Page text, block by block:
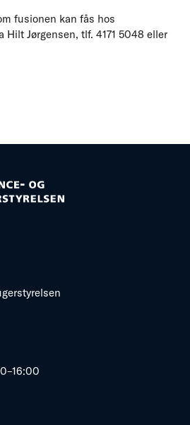
fusionen kan fås hos
Hilt Jørgensen, tlf. 4171 5048 eller